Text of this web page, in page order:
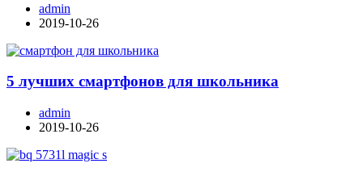
admin
2019-10-26
5 лучших смартфонов для школьника
admin
2019-10-26